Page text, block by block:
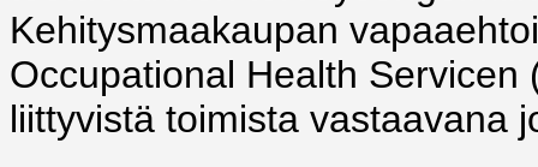
Kehitysmaakaupan
Occupational Health
liittyvistä toimista vastaavana